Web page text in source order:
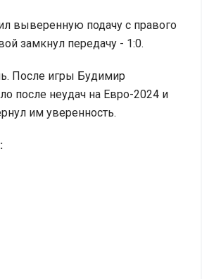
выверенную подачу с правого
замкнул передачу - 1:0.
После игры Будимир
после неудач на Евро-2024 и
им уверенность.